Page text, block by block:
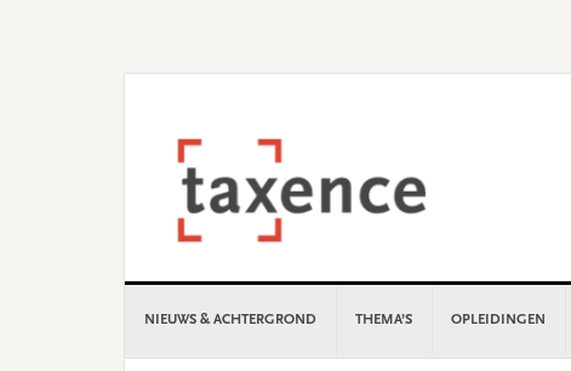
NIEUWS & ACHTERGROND THEMA’S OPLEIDINGEN